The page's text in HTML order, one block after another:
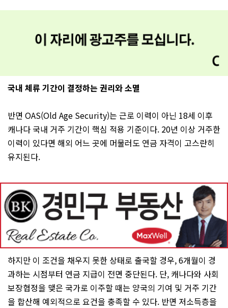
국내 체류 기간이 결정하는 권리와 소멸
반면 OAS(Old Age Security)는 근로 이력이 아닌 18세 이후
캐나다 국내 거주 기간이 핵심 적용 기준이다. 20년 이상 거주한
이력이 있다면 해외 어느 곳에 머물러도 연금 자격이 고스란히
유지된다.
하지만 이 조건을 채우지 못한 상태로 출국할 경우, 6개월이 경
과하는 시점부터 연금 지급이 전면 중단된다. 단, 캐나다와 사회
보장협정을 맺은 국가로 이주할 때는 양국의 기여 및 거주 기간
을 합산해 예외적으로 요건을 충족할 수 있다. 반면 저소득층을